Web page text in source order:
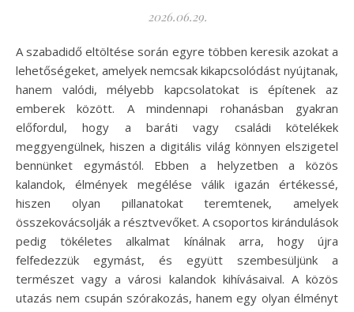
2026.06.29.
A szabadidő eltöltése során egyre többen keresik azokat a
lehetőségeket, amelyek nemcsak kikapcsolódást nyújtanak,
hanem valódi, mélyebb kapcsolatokat is építenek az
emberek között. A mindennapi rohanásban gyakran
előfordul, hogy a baráti vagy családi kötelékek
meggyengülnek, hiszen a digitális világ könnyen elszigetel
bennünket egymástól. Ebben a helyzetben a közös
kalandok, élmények megélése válik igazán értékessé,
hiszen olyan pillanatokat teremtenek, amelyek
összekovácsolják a résztvevőket. A csoportos kirándulások
pedig tökéletes alkalmat kínálnak arra, hogy újra
felfedezzük egymást, és együtt szembesüljünk a
természet vagy a városi kalandok kihívásaival. A közös
utazás nem csupán szórakozás, hanem egy olyan élményt